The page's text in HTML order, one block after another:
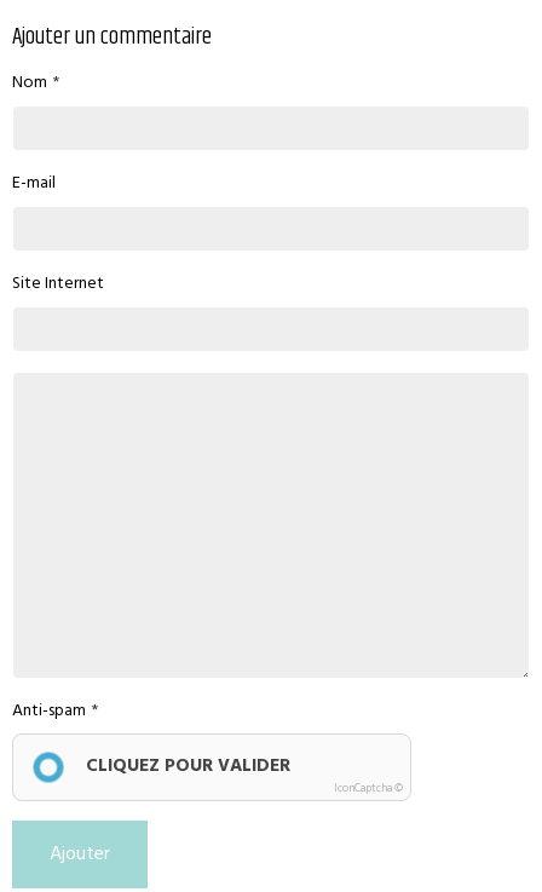
Ajouter un commentaire
Nom
E-mail
Site Internet
Anti-spam
CLIQUEZ POUR VALIDER
IconCaptcha ©
Ajouter